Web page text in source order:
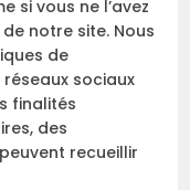
si vous ne l’avez
notre site. Nous
de
sociaux
finalités
des
recueillir